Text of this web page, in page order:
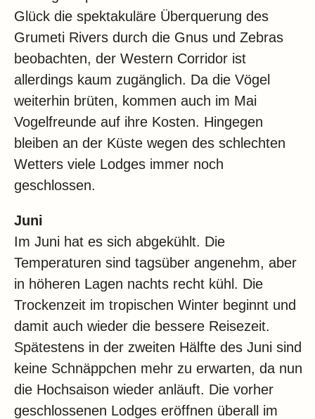
Glück die spektakuläre Überquerung des
Grumeti Rivers durch die Gnus und Zebras
beobachten, der Western Corridor ist
allerdings kaum zugänglich. Da die Vögel
weiterhin brüten, kommen auch im Mai
Vogelfreunde auf ihre Kosten. Hingegen
bleiben an der Küste wegen des schlechten
Wetters viele Lodges immer noch
geschlossen.
Juni
Im Juni hat es sich abgekühlt. Die
Temperaturen sind tagsüber angenehm, aber
in höheren Lagen nachts recht kühl. Die
Trockenzeit im tropischen Winter beginnt und
damit auch wieder die bessere Reisezeit.
Spätestens in der zweiten Hälfte des Juni sind
keine Schnäppchen mehr zu erwarten, da nun
die Hochsaison wieder anläuft. Die vorher
geschlossenen Lodges eröffnen überall im